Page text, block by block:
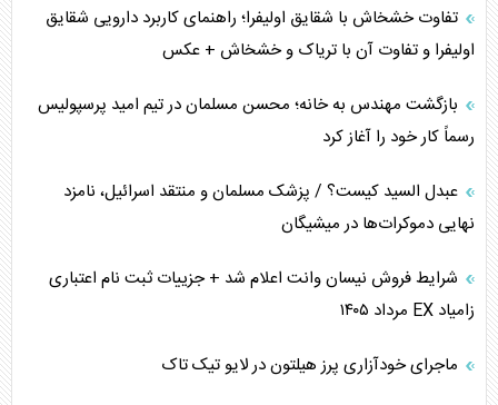
برنامه هفتم توسعه در نقطه کور سیاستگذاری
کنوانسیون دریای خزر در راستای منافع ملی است؟
اوکراین بازوی مخرب آمریکا در غرب آسیا
اهمیت راهبردی اردن برای آمریکا
پیام، ظرفیت بالفعل‌نشده تجارت ایران
همسویی عربستان با سنتکام علیه متحدان ایران
تفاوت خشخاش با شقایق اولیفرا؛ راهنمای کاربرد دارویی شقایق
اولیفرا و تفاوت آن با تریاک و خشخاش + عکس
بازگشت مهندس به خانه؛ محسن مسلمان در تیم امید پرسپولیس
رسماً کار خود را آغاز کرد
عبدل السید کیست؟ / پزشک مسلمان و منتقد اسرائیل، نامزد
نهایی دموکرات‌ها در میشیگان
شرایط فروش نیسان وانت اعلام شد + جزییات ثبت نام اعتباری
زامیاد EX مرداد ۱۴۰۵
ماجرای خودآزاری پرز هیلتون در لایو تیک تاک